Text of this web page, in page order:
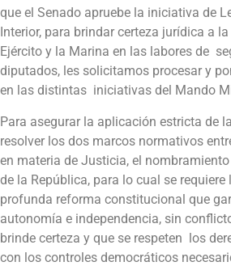
que el Senado apruebe la iniciativa de
Interior, para brindar certeza jurídica a
Ejército y la Marina en las labores de
diputados, les solicitamos procesar y
en las distintas iniciativas del Mando
Para asegurar la aplicación estricta de
resolver los dos marcos normativos
en materia de Justicia, el
de la República, para lo cual se
profunda reforma constitucional que
autonomía e independencia, sin
brinde certeza y que se respeten los
con los controles democráticos